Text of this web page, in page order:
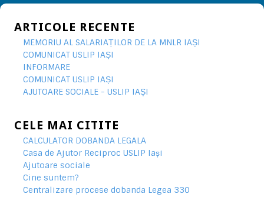
ARTICOLE RECENTE
MEMORIU AL SALARIAȚILOR DE LA MNLR IAȘI
COMUNICAT USLIP IAȘI
INFORMARE
COMUNICAT USLIP IAȘI
AJUTOARE SOCIALE - USLIP IAȘI
CELE MAI CITITE
CALCULATOR DOBANDA LEGALA
Casa de Ajutor Reciproc USLIP Iași
Ajutoare sociale
Cine suntem?
Centralizare procese dobanda Legea 330